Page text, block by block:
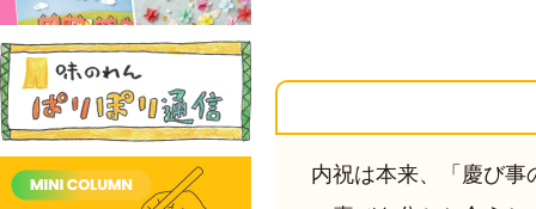
内祝は本来、「慶び